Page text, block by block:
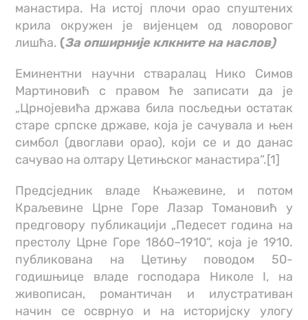
манастира. На истој плочи орао спуштених
крила окружен је вијенцем од ловоровог
лишћа.(За опширније клкните на наслов)
Еминентни научни стваралац Нико Симов
Мартиновић с правом ће записати да је
„Црнојевића држава била посљедњи остатак
старе српске државе, која је сачувала и њен
симбол (двоглави орао), који се и до данас
сачувао на олтару Цетињског манастира“.[1]
Предсједник владе Књажевине, и потом
Краљевине Црне Горе Лазар Томановић у
предговору публикацији „Педесет година на
престолу Црне Горе 1860–1910“, која је 1910.
публикована на Цетињу поводом 50-
годишњице владе господара Николе I, на
живописан, романтичан и илустративан
начин се осврнуо и на историјску улогу